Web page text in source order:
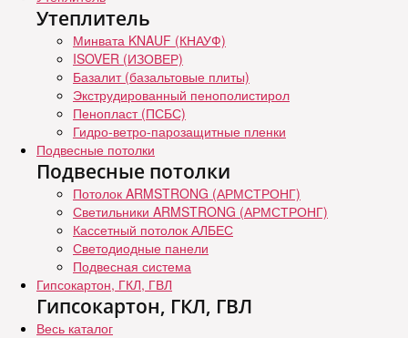
Утеплитель
Минвата KNAUF (КНАУФ)
ISOVER (ИЗОВЕР)
Базалит (базальтовые плиты)
Экструдированный пенополистирол
Пенопласт (ПСБС)
Гидро-ветро-парозащитные пленки
Подвесные потолки
Подвесные потолки
Потолок ARMSTRONG (АРМСТРОНГ)
Светильники ARMSTRONG (АРМСТРОНГ)
Кассетный потолок АЛБЕС
Светодиодные панели
Подвесная система
Гипсокартон, ГКЛ, ГВЛ
Гипсокартон, ГКЛ, ГВЛ
Весь каталог